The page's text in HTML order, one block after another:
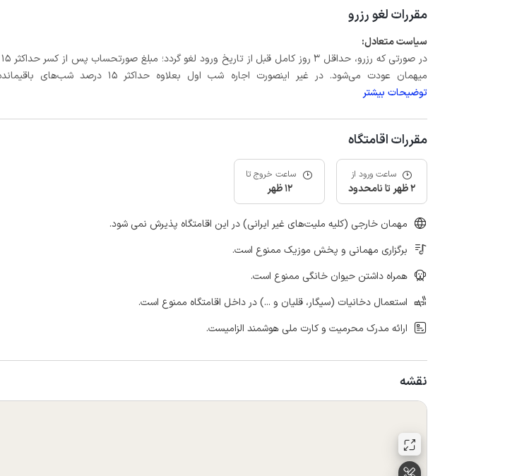
مقررات لغو رزرو
سیاست متعادل:
میهمان عودت می‌شود. در غیر اینصورت اجاره شب اول بعلاوه حداکثر 15 درصد شب‌های باقیمانده کسر می‌شود.
توضیحات بیشتر
مقررات اقامتگاه
ساعت ورود از
2 ظهر تا نامحدود
ساعت خروج تا
12 ظهر
مهمان خارجی (کلیه ملیت‌های غیر ایرانی) در این اقامتگاه پذیرش نمی شود.
برگزاری مهمانی و پخش موزیک ممنوع است.
همراه داشتن حیوان خانگی ممنوع است.
استعمال دخانیات (سیگار، قلیان و ...) در داخل اقامتگاه ممنوع است.
ارائه مدرک محرمیت و کارت ملی هوشمند الزامیست.
نقشه